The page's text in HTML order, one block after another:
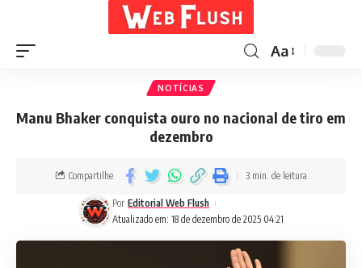
Aa
NOTÍCIAS
Manu Bhaker conquista ouro no nacional de tiro em
dezembro
Atualizado em: 18 de dezembro de 2025 04:21
Por Editorial Web Flush
Compartilhe 3 min. de leitura